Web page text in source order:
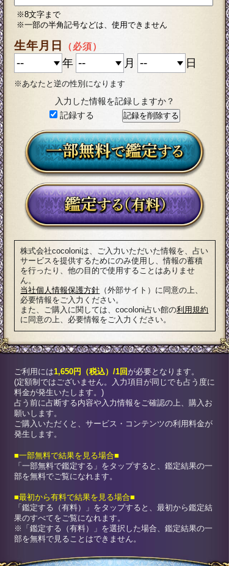
※8文字まで
※一部の半角記号などは、使用できません
生年月日 （必須）
年 月 日
※あなたと逆の性別になります
入力した情報を記録しますか？
記録する
株式会社cocoloniは、ご入力いただいた情報を、占い
サービスを提供するためにのみ使用し、情報の蓄積
を行ったり、他の目的で使用することはありませ
ん。
当社個人情報保護方針 （外部サイト）に同意の上、
必要情報をご入力ください。
また、ご購入に関しては、cocoloni占い館の利用規約
に同意の上、必要情報をご入力ください。
ご利用には1,650円（税込）/1回が必要となります。
(定額制ではございません。入力項目が同じでも占う度に
料金が発生いたします。)
占う前に占断する内容や入力情報をご確認の上、購入お
願いします。
ご購入いただくと、サービス・コンテンツの利用料金が
発生します。
■一部無料で結果を見る場合■
「一部無料で鑑定する」を タップすると、鑑定結果の一
部を無料でご覧になれます。
■最初から有料で結果を見る場合■
「鑑定する（有料）」を タップすると、最初から鑑定結
果のすべてをご覧になれます。
※「鑑定する（有料）」を選択した場合、鑑定結果の一
部を無料で見ることはできません。